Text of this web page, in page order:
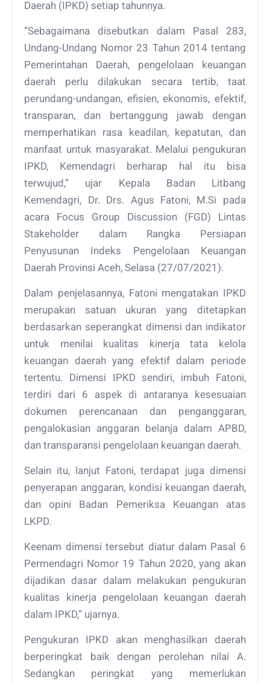
Daerah (IPKD) setiap tahunnya.
“Sebagaimana disebutkan dalam Pasal 283,
Undang-Undang Nomor 23 Tahun 2014 tentang
Pemerintahan Daerah, pengelolaan keuangan
daerah perlu dilakukan secara tertib, taat
perundang-undangan, efisien, ekonomis, efektif,
transparan, dan bertanggung jawab dengan
memperhatikan rasa keadilan, kepatutan, dan
manfaat untuk masyarakat. Melalui pengukuran
IPKD, Kemendagri berharap hal itu bisa
terwujud,” ujar Kepala Badan Litbang
Kemendagri, Dr. Drs. Agus Fatoni, M.Si pada
acara Focus Group Discussion (FGD) Lintas
Stakeholder dalam Rangka Persiapan
Penyusunan Indeks Pengelolaan Keuangan
Daerah Provinsi Aceh, Selasa (27/07/2021).
Dalam penjelasannya, Fatoni mengatakan IPKD
merupakan satuan ukuran yang ditetapkan
berdasarkan seperangkat dimensi dan indikator
untuk menilai kualitas kinerja tata kelola
keuangan daerah yang efektif dalam periode
tertentu. Dimensi IPKD sendiri, imbuh Fatoni,
terdiri dari 6 aspek di antaranya kesesuaian
dokumen perencanaan dan penganggaran,
pengalokasian anggaran belanja dalam APBD,
dan transparansi pengelolaan keuangan daerah.
Selain itu, lanjut Fatoni, terdapat juga dimensi
penyerapan anggaran, kondisi keuangan daerah,
dan opini Badan Pemeriksa Keuangan atas
LKPD.
Keenam dimensi tersebut diatur dalam Pasal 6
Permendagri Nomor 19 Tahun 2020, yang akan
dijadikan dasar dalam melakukan pengukuran
kualitas kinerja pengelolaan keuangan daerah
dalam IPKD,” ujarnya.
Pengukuran IPKD akan menghasilkan daerah
berperingkat baik dengan perolehan nilai A.
Sedangkan peringkat yang memerlukan